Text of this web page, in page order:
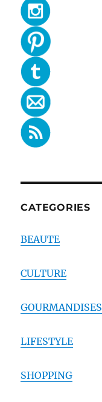
CATEGORIES
BEAUTE
CULTURE
GOURMANDISES
LIFESTYLE
SHOPPING